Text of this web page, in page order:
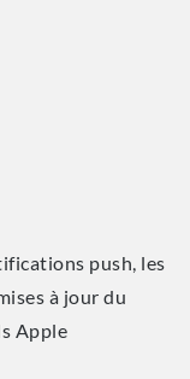
push, les
à jour du
Apple